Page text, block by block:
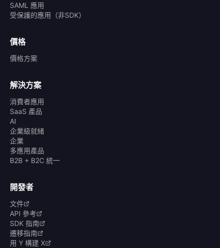
SAML 應用
受保護的應用（非SDK）
價格
價格方案
解決方案
消費者應用
SaaS 產品
AI
企業級就緒
企業
多應用產品
B2B + B2C 統一
開發者
文件
API 參考
SDK 指南
遷移指南
用 Y 構建 X